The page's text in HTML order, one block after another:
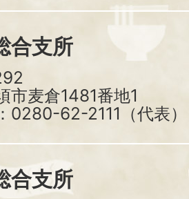
合支所
市麦倉1481番地1
0280-62-2111（代表）
合支所